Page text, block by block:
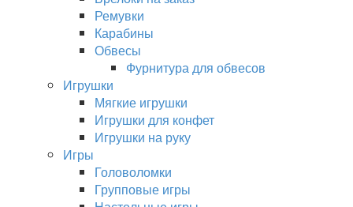
Ремувки
Карабины
Обвесы
Фурнитура для обвесов
Игрушки
Мягкие игрушки
Игрушки для конфет
Игрушки на руку
Игры
Головоломки
Групповые игры